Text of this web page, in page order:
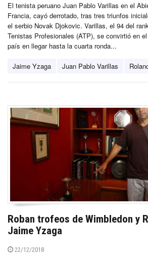
El tenista peruano Juan Pablo Varillas en el
Francia, cayó derrotado, tras tres triunfos
el serbio Novak Djokovic. Varillas, el 94 del
Tenistas Profesionales (ATP), se convirtió en
país en llegar hasta la cuarta ronda...
Jaime Yzaga Juan Pablo Varillas
Roban trofeos de Wimbledon y
Jaime Yzaga
22/12/2018